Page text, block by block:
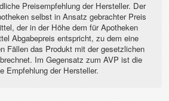
Preisempfehlung der Hersteller. Der
selbst in Ansatz gebrachter Preis
der in der Höhe dem für Apotheken
Abgabepreis entspricht, zu dem eine
Fällen das Produkt mit der gesetzlichen
Im Gegensatz zum AVP ist die
Empfehlung der Hersteller.